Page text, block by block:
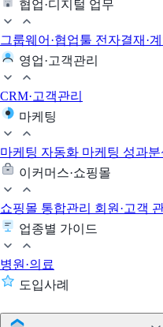
협업·디지털 업무
그룹웨어·협업툴 전자결재·
영업·고객관리
CRM·고객관리
마케팅
마케팅 자동화 마케팅 성과분
이커머스·쇼핑몰
쇼핑몰 통합관리 회원·고객
업종별 가이드
병원·의료
도입사례